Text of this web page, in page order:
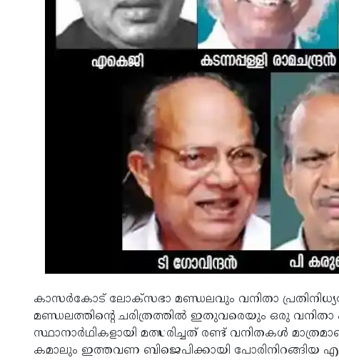
കാസർകോട് ലോക്‌സഭാ മണ്ഡലവും വനിതാ
മണ്ഡലത്തിന്റെ ചരിത്രത്തിൽ ഇതുവരെയും ഒരു വനിതാ
സ്ഥാനാർഥികളായി മത്സരിച്ചത് രണ്ട് വനിതകൾ
കമാലും ഇത്തവണ ബിജെപിക്കായി